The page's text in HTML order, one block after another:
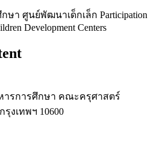
า ศูนย์พัฒนาเด็กเล็ก Participation
Development Centers
ารการศึกษา คณะครุศาสตร์
งเทพฯ 10600